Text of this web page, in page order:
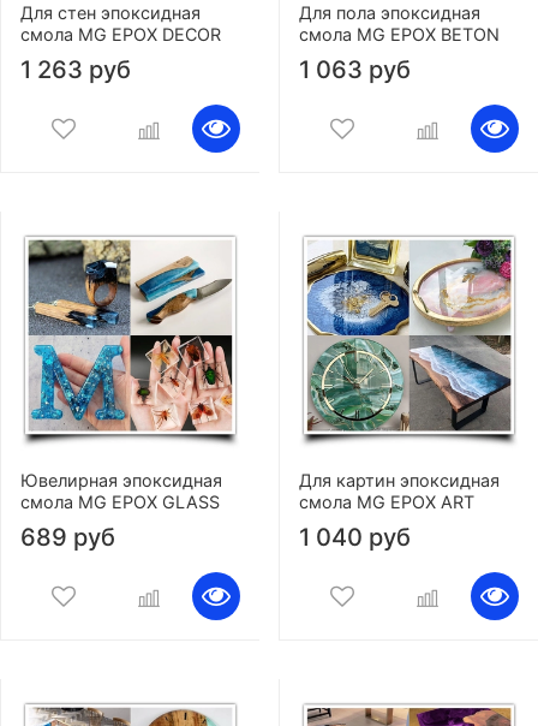
Для стен эпоксидная
смола MG EPOX DECOR
1 263 руб
Для пола эпоксидная
смола MG EPOX BETON
1 063 руб
Ювелирная эпоксидная
смола MG EPOX GLASS
689 руб
Для картин эпоксидная
смола MG EPOX ART
1 040 руб